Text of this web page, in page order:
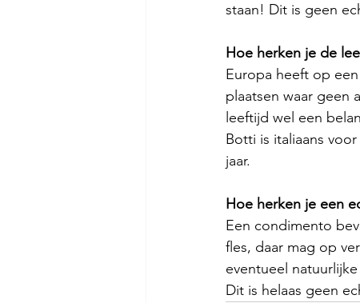
staan! Dit is geen
Hoe herken je de
Europa heeft op
plaatsen waar geen
leeftijd wel een
Botti is italiaans
jaar.
Hoe herken je een
Een condimento
fles, daar mag op
eventueel
Dit is helaas geen